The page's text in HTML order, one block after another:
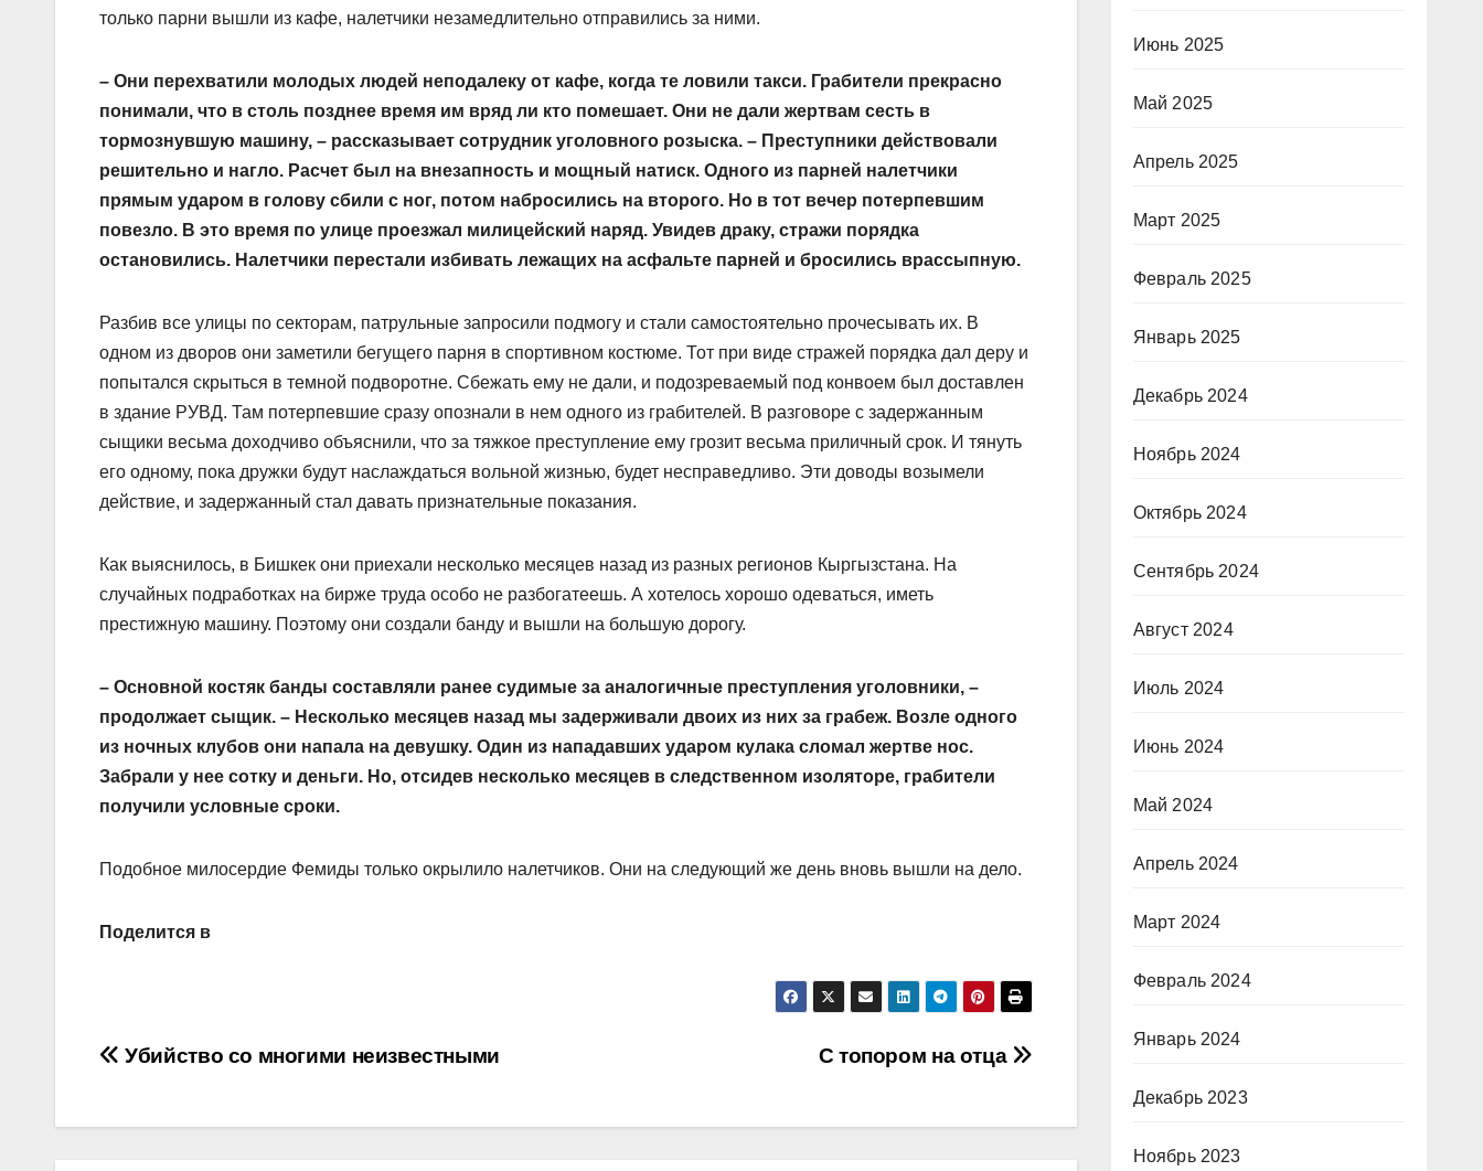
только парни вышли из кафе, налетчики незамедлительно отправились за ними.
– Они перехватили молодых людей неподалеку от кафе, когда те ловили такси. Грабители прекрасно
понимали, что в столь позднее время им вряд ли кто помешает. Они не дали жертвам сесть в
тормознувшую машину, – рассказывает сотрудник уголовного розыска. – Преступники действовали
решительно и нагло. Расчет был на внезапность и мощный натиск. Одного из парней налетчики
прямым ударом в голову сбили с ног, потом набросились на второго. Но в тот вечер потерпевшим
повезло. В это время по улице проезжал милицейский наряд. Увидев драку, стражи порядка
остановились. Налетчики перестали избивать лежащих на асфальте парней и бросились врассыпную.
Разбив все улицы по секторам, патрульные запросили подмогу и стали самостоятельно прочесывать их. В
одном из дворов они заметили бегущего парня в спортивном костюме. Тот при виде стражей порядка дал деру и
попытался скрыться в темной подворотне. Сбежать ему не дали, и подозреваемый под конвоем был доставлен
в здание РУВД. Там потерпевшие сразу опознали в нем одного из грабителей. В разговоре с задержанным
сыщики весьма доходчиво объяснили, что за тяжкое преступление ему грозит весьма приличный срок. И тянуть
его одному, пока дружки будут наслаждаться вольной жизнью, будет несправедливо. Эти доводы возымели
действие, и задержанный стал давать признательные показания.
Как выяснилось, в Бишкек они приехали несколько месяцев назад из разных регионов Кыргызстана. На
случайных подработках на бирже труда особо не разбогатеешь. А хотелось хорошо одеваться, иметь
престижную машину. Поэтому они создали банду и вышли на большую дорогу.
– Основной костяк банды составляли ранее судимые за аналогичные преступления уголовники, –
продолжает сыщик. – Несколько месяцев назад мы задерживали двоих из них за грабеж. Возле одного
из ночных клубов они напала на девушку. Один из нападавших ударом кулака сломал жертве нос.
Забрали у нее сотку и деньги. Но, отсидев несколько месяцев в следственном изоляторе, грабители
получили условные сроки.
Подобное милосердие Фемиды только окрылило налетчиков. Они на следующий же день вновь вышли на дело.
Поделится в
Навигация
С топором на отца
Убийство со многими неизвестными
Июнь 2025
Май 2025
Апрель 2025
Март 2025
Февраль 2025
Январь 2025
Декабрь 2024
Ноябрь 2024
Октябрь 2024
Сентябрь 2024
Август 2024
Июль 2024
Июнь 2024
Май 2024
Апрель 2024
Март 2024
Февраль 2024
Январь 2024
Декабрь 2023
Ноябрь 2023